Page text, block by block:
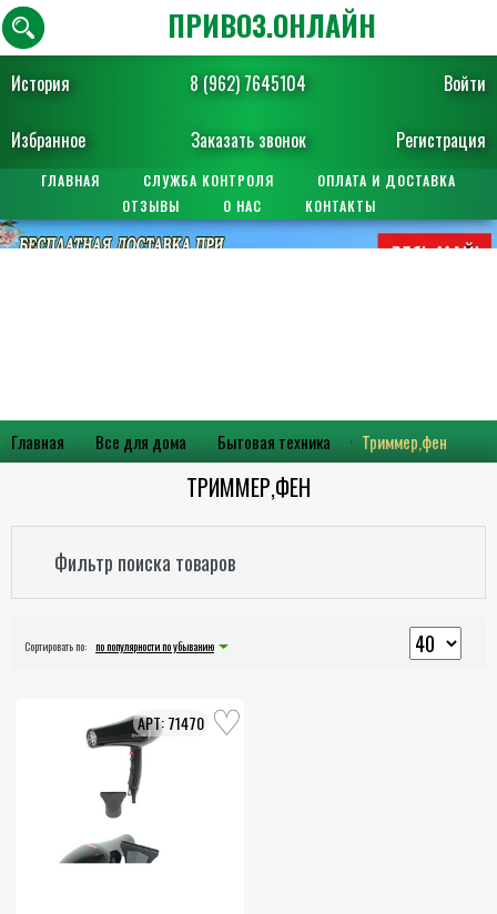
История 8 (962) 7645104 Войти
Избранное Заказать звонок Регистрация
ПРИВОЗ.ОНЛАЙН
ГЛАВНАЯ СЛУЖБА КОНТРОЛЯ
ОПЛАТА И ДОСТАВКА
ОТЗЫВЫ
О НАС КОНТАКТЫ
Главная Все для дома Бытовая техника Триммер,фен
ТРИММЕР,ФЕН
Фильтр поиска товаров
Сортировать по: по популярности по убыванию
71470